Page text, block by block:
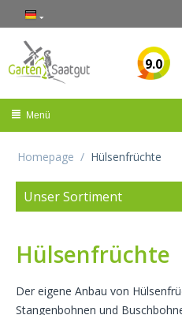
9.0
Menü
Homepage / Hülsenfrüchte
Unser Sortiment
Hülsenfrüchte
Der eigene Anbau von
Stangenbohnen und